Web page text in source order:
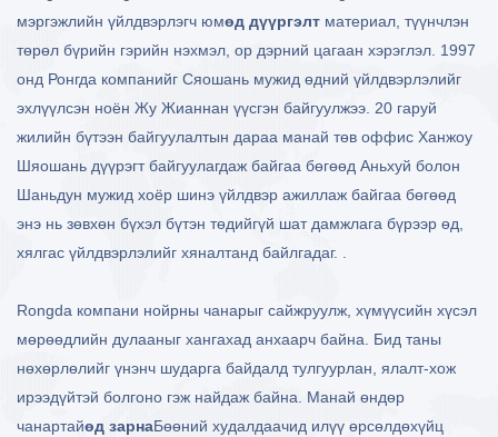
мэргэжлийн үйлдвэрлэгч юмөд дүүргэлт материал, түүнчлэн
төрөл бүрийн гэрийн нэхмэл, ор дэрний цагаан хэрэглэл. 1997
онд Ронгда компанийг Сяошань мужид өдний үйлдвэрлэлийг
эхлүүлсэн ноён Жу Жианнан үүсгэн байгуулжээ. 20 гаруй
жилийн бүтээн байгуулалтын дараа манай төв оффис Ханжоу
Шяошань дүүрэгт байгуулагдаж байгаа бөгөөд Аньхуй болон
Шаньдун мужид хоёр шинэ үйлдвэр ажиллаж байгаа бөгөөд
энэ нь зөвхөн бүхэл бүтэн төдийгүй шат дамжлага бүрээр өд,
хялгас үйлдвэрлэлийг хяналтанд байлгадаг. .
Rongda компани нойрны чанарыг сайжруулж, хүмүүсийн хүсэл
мөрөөдлийн дулааныг хангахад анхаарч байна. Бид таны
нөхөрлөлийг үнэнч шударга байдалд тулгуурлан, ялалт-хож
ирээдүйтэй болгоно гэж найдаж байна. Манай өндөр
чанартайөд зарнаБөөний худалдаачид илүү өрсөлдөхүйц